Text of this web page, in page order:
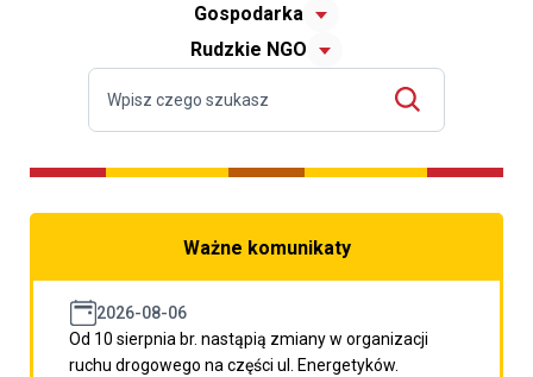
Gospodarka
Rudzkie NGO
Ważne komunikaty
2026-08-06
Od 10 sierpnia br. nastąpią zmiany w organizacji
ruchu drogowego na części ul. Energetyków.